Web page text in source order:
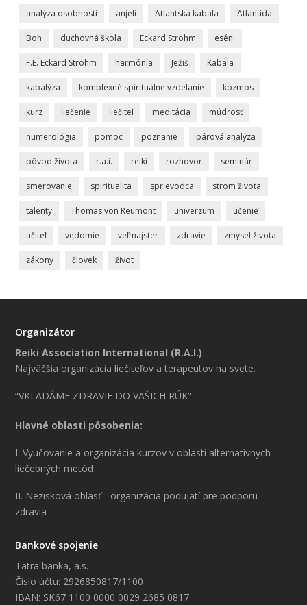
analýza osobnosti anjeli Atlantská kabala Atlantída
Boh duchovná škola Eckard Strohm eséni
F.E. Eckard Strohm harmónia Ježiš Kabala
kabalýza komplexné spirituálne vzdelanie kozmos
kurz liečenie liečiteľ meditácia múdrosť
numerológia pomoc poznanie párová analýza
pôvod života r.a.i. reiki rozhovor seminár
smerovanie spiritualita sprievodca strom života
talenty Thomas von Reumont univerzum učenie
učiteľ vedomie veľmajster zdravie zmysel života
zákony človek život
Organizátor
Reiki Association International (R.A.I.)
Najväčšia organizácia liečiteľov a terapeutov na svete.
“VKLADÁME ZDRAVIE DO VAŠICH RÚK”
Hlavné oblasti pôsobenia:
I. Vyučovanie a organizácia kurzov v oblasti alternatívnych
liečebných metód
II. Nezisková oblasť - organizácia podujatí pre podporu
zdravia
Bankové spojenie
Tatra banka, a.s.
Číslo účtu: 2926850817/1100
IBAN: SK67 1100 0000 0029 2685 0817